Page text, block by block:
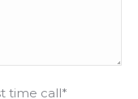
time call*